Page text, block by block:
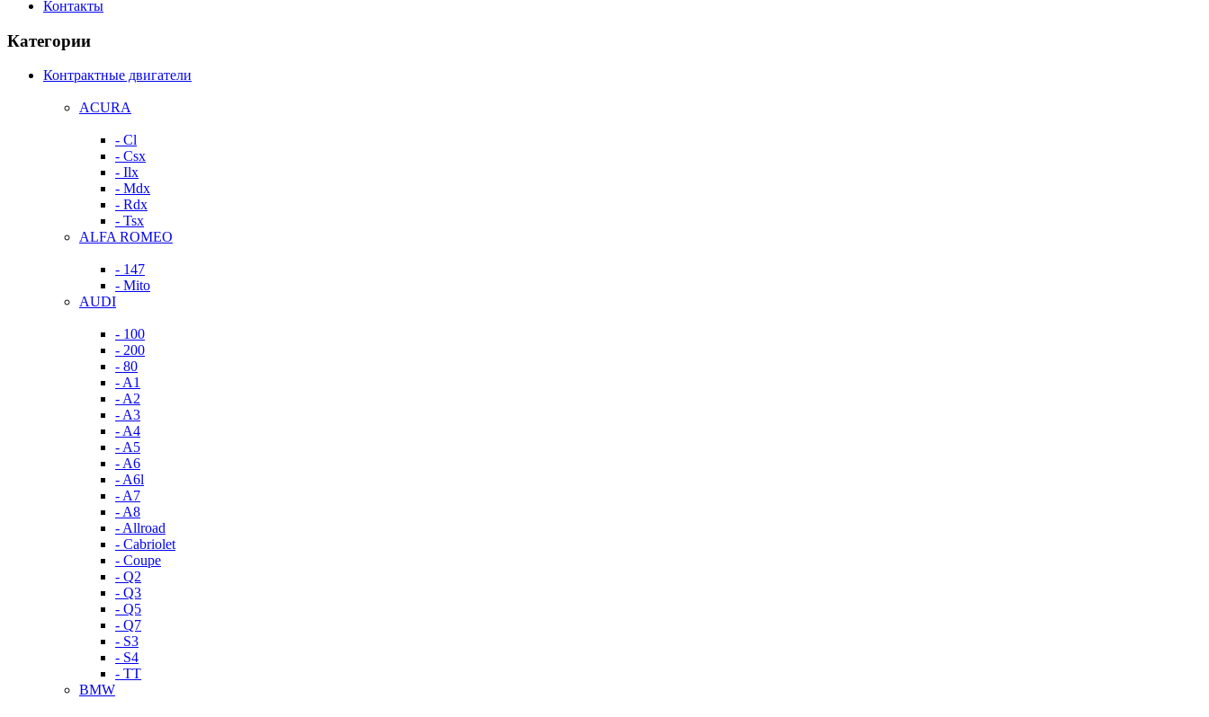
Контакты
Категории
Контрактные двигатели
ACURA
- Cl
- Csx
- Ilx
- Mdx
- Rdx
- Tsx
ALFA ROMEO
- 147
- Mito
AUDI
- 100
- 200
- 80
- A1
- A2
- A3
- A4
- A5
- A6
- A6l
- A7
- A8
- Allroad
- Cabriolet
- Coupe
- Q2
- Q3
- Q5
- Q7
- S3
- S4
- TT
BMW